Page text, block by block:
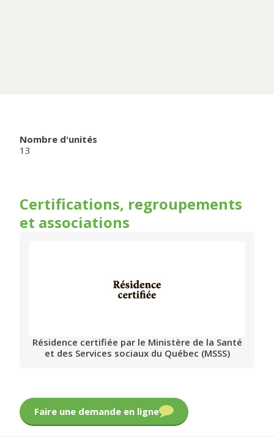
Nombre d'unités
13
Certifications, regroupements
et associations
Résidence certifiée par le Ministère de la Santé
et des Services sociaux du Québec (MSSS)
Faire une demande en ligne